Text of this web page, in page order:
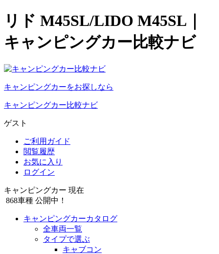
リド M45SL/LIDO M45SL｜
キャンピングカー比較ナビ
キャンピングカーをお探しなら
キャンピングカー比較ナビ
ゲスト
ご利用ガイド
閲覧履歴
お気に入り
ログイン
キャンピングカー 現在
868車種 公開中！
キャンピングカーカタログ
全車両一覧
タイプで選ぶ
キャブコン